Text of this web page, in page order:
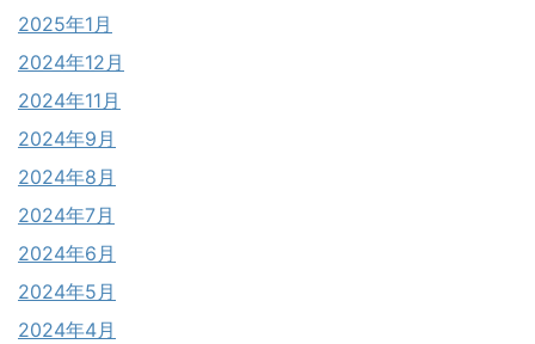
2025年1月
2024年12月
2024年11月
2024年9月
2024年8月
2024年7月
2024年6月
2024年5月
2024年4月